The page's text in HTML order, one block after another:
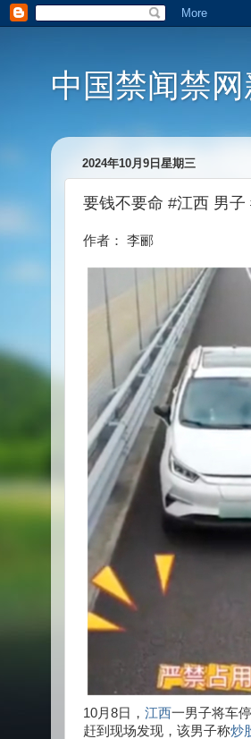
中国禁闻禁网
2024年10月9日星期三
要钱不要命 #江西 男
作者： 李郦
10月8日， 江西一男子将车
赶到现场发现，该男子称炒